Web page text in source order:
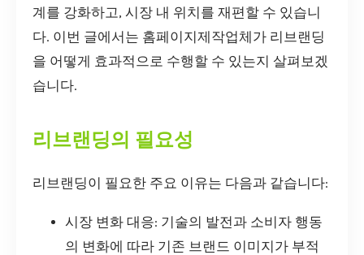
계를 강화하고, 시장 내 위치를 재편할 수 있습니
다. 이번 글에서는 홈페이지제작업체가 리브랜딩
을 어떻게 효과적으로 수행할 수 있는지 살펴보겠
습니다.
리브랜딩의 필요성
리브랜딩이 필요한 주요 이유는 다음과 같습니다:
시장 변화 대응: 기술의 발전과 소비자 행동
의 변화에 따라 기존 브랜드 이미지가 부적